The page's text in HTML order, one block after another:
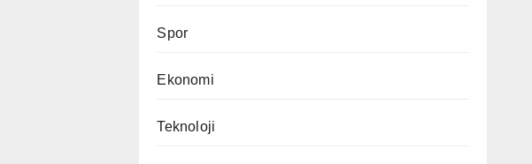
Spor
Ekonomi
Teknoloji